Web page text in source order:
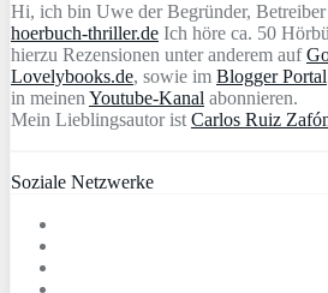
Hi, ich bin Uwe der Begründer,
hoerbuch-thriller.de Ich höre ca. 50
hierzu Rezensionen unter anderem auf
Lovelybooks.de, sowie im Blogger Portal
in meinen Youtube-Kanal abonnieren.
Mein Lieblingsautor ist Carlos Ruiz
Soziale Netzwerke